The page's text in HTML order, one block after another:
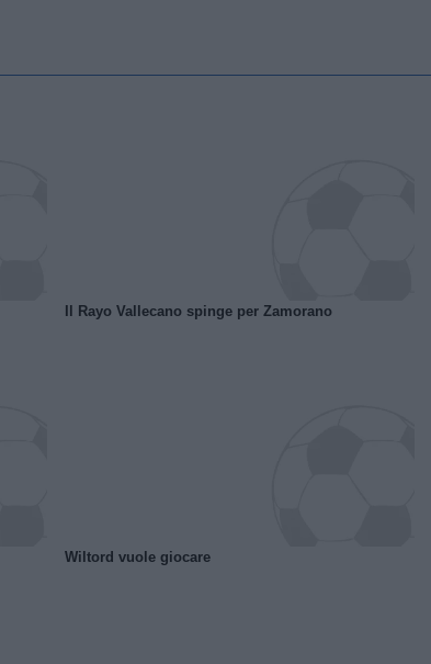
Il Rayo Vallecano spinge per Zamorano
Wiltord vuole giocare